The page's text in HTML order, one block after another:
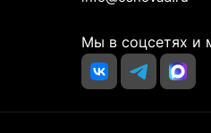
Мы в соцсетях и